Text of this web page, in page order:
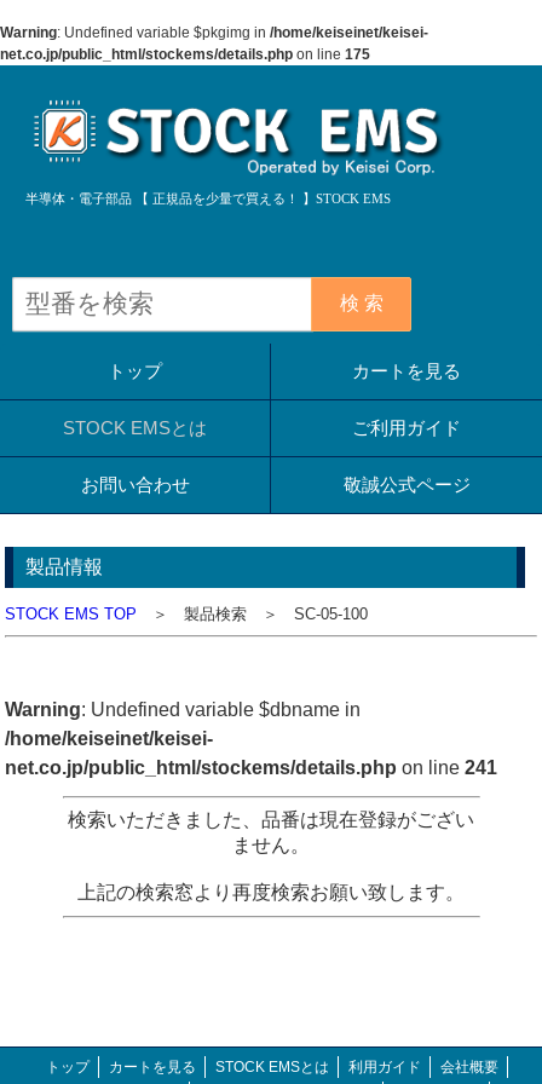
Warning: Undefined variable $pkgimg in /home/keiseinet/keisei-
net.co.jp/public_html/stockems/details.php on line 175
半導体・電子部品 【 正規品を少量で買える！ 】STOCK EMS
検 索
トップ カートを見る
STOCK EMSとは ご利用ガイド
お問い合わせ 敬誠公式ページ
製品情報
STOCK EMS TOP ＞ 製品検索 ＞ SC-05-100
Warning: Undefined variable $dbname in
/home/keiseinet/keisei-
net.co.jp/public_html/stockems/details.php on line241
検索いただきました、品番は現在登録がござい
ません。
上記の検索窓より再度検索お願い致します。
トップ カートを見る STOCK EMSとは 利用ガイド
会社概要